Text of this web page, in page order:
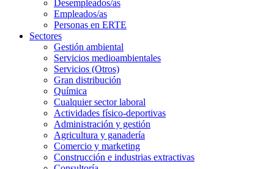
Desempleados/as
Empleados/as
Personas en ERTE
Sectores
Gestión ambiental
Servicios medioambientales
Servicios (Otros)
Gran distribución
Química
Cualquier sector laboral
Actividades físico-deportivas
Administración y gestión
Agricultura y ganadería
Comercio y marketing
Construcción e industrias extractivas